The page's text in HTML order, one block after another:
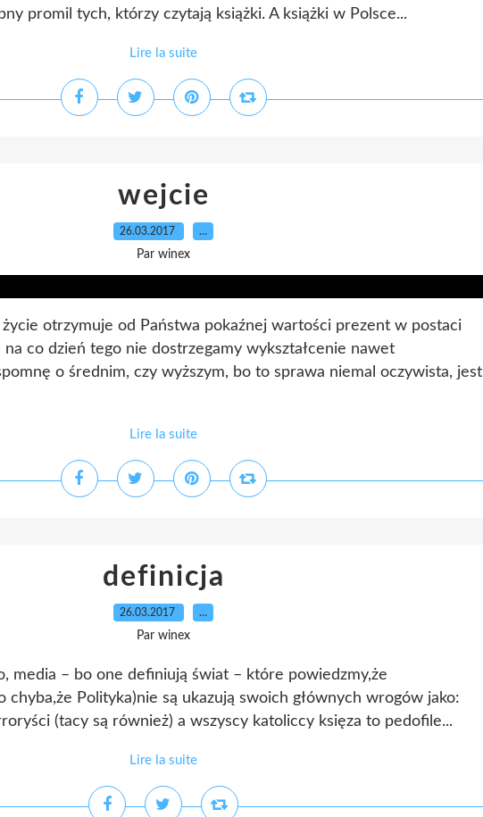
promil tych, którzy czytają książki. A książki w Polsce...
Lire la suite
wejcie
26.03.2017 …
Par winex
otrzymuje od Państwa pokaźnej wartości prezent w postaci
na co dzień tego nie dostrzegamy wykształcenie nawet
o średnim, czy wyższym, bo to sprawa niemal oczywista, jest
Lire la suite
definicja
26.03.2017 …
Par winex
media – bo one definiują świat – które powiedzmy,że
chyba,że Polityka)nie są ukazują swoich głównych wrogów jako:
(tacy są również) a wszyscy katoliccy księza to pedofile...
Lire la suite